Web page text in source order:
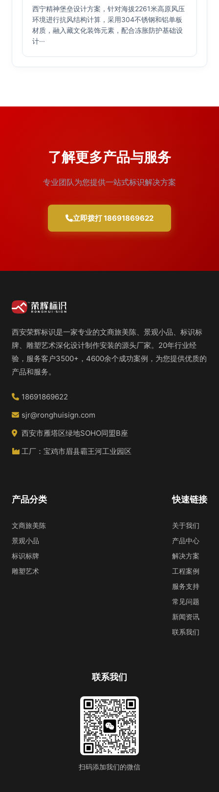
西宁精神堡垒设计方案，针对海拔2261米高原风压
环境进行抗风结构计算，采用304不锈钢和铝单板
材质，融入藏文化装饰元素，配合冻胀防护基础设
计···
了解更多产品与服务
专业团队为您提供一站式标识解决方案
立即拨打 18691869622
西安荣辉标识是一家专业的文商旅美陈、景观小品、标识标
牌、雕塑艺术深化设计制作安装的源头厂家。20年行业经
验，服务客户3500+，4600余个成功案例，为您提供优质的
产品和服务。
18691869622
sjr@ronghuisign.com
西安市雁塔区绿地SOHO同盟B座
工厂：宝鸡市眉县霸王河工业园区
快速链接
关于我们
产品中心
解决方案
工程案例
服务支持
常见问题
新闻资讯
联系我们
产品分类
文商旅美陈
景观小品
标识标牌
雕塑艺术
联系我们
扫码添加我们的微信